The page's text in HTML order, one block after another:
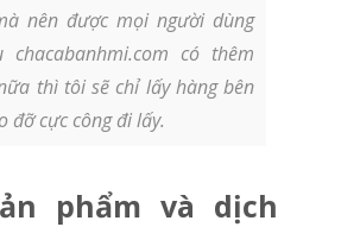
nên được mọi người dùng
chacabanhmi.com có thêm
thì tôi sẽ chỉ lấy hàng bên
đỡ cực công đi lấy.
phẩm và dịch